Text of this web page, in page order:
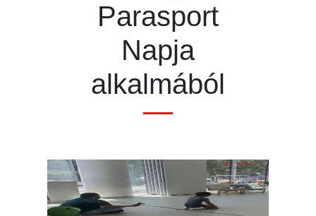
Parasport
Napja
alkalmából